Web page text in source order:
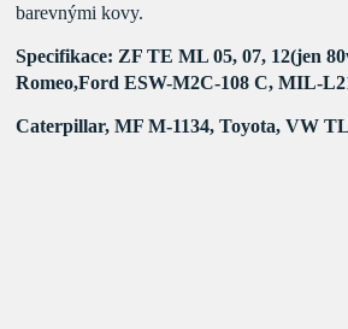
barevnými kovy.
Specifikace: ZF TE ML 05, 07, 12(jen
Romeo,Ford ESW-M2C-108 C, MIL-
Caterpillar, MF M-1134, Toyota, VW